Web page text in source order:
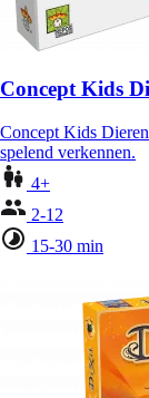
Concept Kids
Concept Kids
spelend verkennen.
4+
2-12
15-30 min